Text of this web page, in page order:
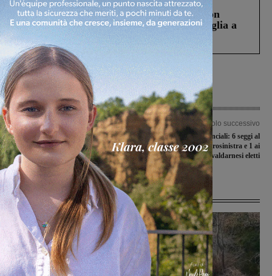
Scomparso da una struttura di Castiglion
Fiorentino l’uomo che aveva ucciso la figlia a
Levane nel 2020
Articolo precedente
Sessant’anni dall’eccidio di Kindu: la
commemorazione al Centro Missioni
di Pace di Ricasoli
Articolo successivo
Elezioni provinciali: 6 seggi al
centrodestra, 5 al centrosinistra e 1 ai
civici. I valdarnesi eletti
Ultime Notizie